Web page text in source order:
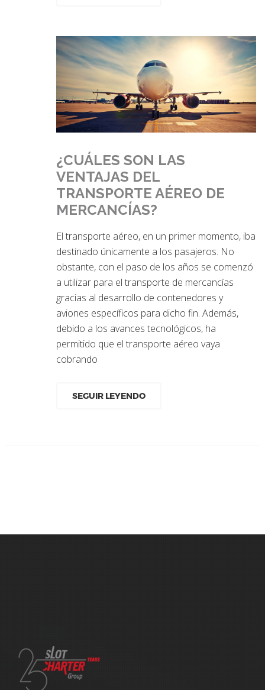
¿CUÁLES SON LAS
VENTAJAS DEL
TRANSPORTE AÉREO DE
MERCANCÍAS?
El transporte aéreo, en un primer momento, iba
destinado únicamente a los pasajeros. No
obstante, con el paso de los años se comenzó
a utilizar para el transporte de mercancías
gracias al desarrollo de contenedores y
aviones específicos para dicho fin. Además,
debido a los avances tecnológicos, ha
permitido que el transporte aéreo vaya
cobrando
SEGUIR LEYENDO